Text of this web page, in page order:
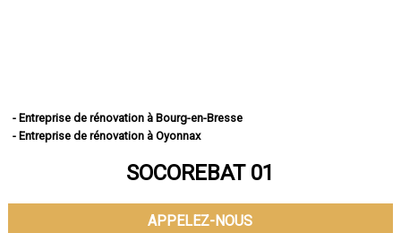
- Entreprise de rénovation à Bourg-en-Bresse
- Entreprise de rénovation à Oyonnax
- Entreprise de rénovation à Bellegarde-sur-Valserine
- Entreprise de rénovation à Miribel
- Entreprise de rénovation à Belley
SOCOREBAT 01
APPELEZ-NOUS